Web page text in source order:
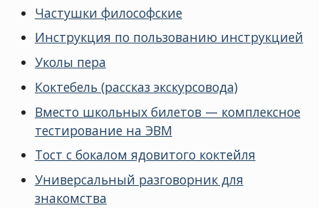
Частушки философские
Инструкция по пользованию инструкцией
Уколы пера
Коктебель (рассказ экскурсовода)
Вместо школьных билетов — комплексное
тестирование на ЭВМ
Тост с бокалом ядовитого коктейля
Универсальный разговорник для
знакомства